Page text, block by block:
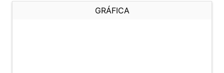
GRÁFICA